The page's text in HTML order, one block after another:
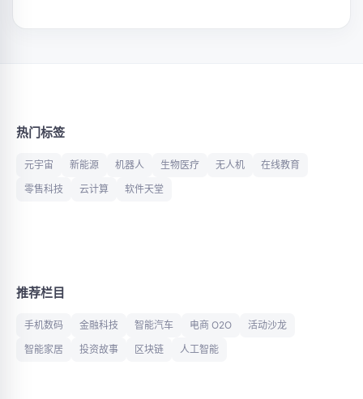
热门标签
元宇宙 新能源 机器人 生物医疗 无人机
在线教育
零售科技
云计算 软件天堂
推荐栏目
手机数码 金融科技 智能汽车 电商 O2O
活动沙龙
智能家居
投资故事 区块链 人工智能